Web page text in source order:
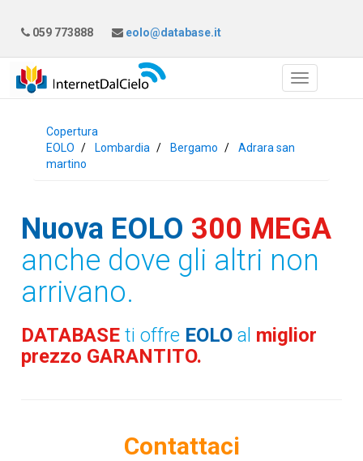
059 773888 eolo@database.it
Copertura
EOLO
Lombardia Bergamo
Adrara san
martino
Nuova EOLO 300 MEGA
anche dove gli altri non
arrivano.
DATABASEti offre EOLO al miglior
prezzo GARANTITO.
Contattaci